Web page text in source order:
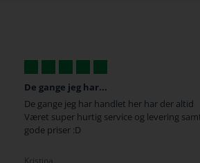
God og hurtig service
Vi må også huske at rose med anmeldelser
da vi har tilbøjelighed til først at gå til
tasterne når vi er utilfredse :-)
Rasmus